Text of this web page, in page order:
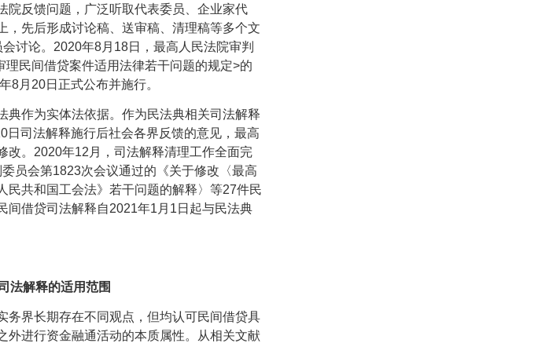
院反馈问题，广泛听取代表委员、企业家代
，先后形成讨论稿、送审稿、清理稿等多个文
讨论。 2020年8月 18日，最高人民法院审判
理民间借贷案件适用法律若干问题的规定>的
年8月 20日正式公布并施行。
典作为实体法依据。作为民法典相关司法解释
日司法解释施行后社会各界反馈的意见，最高
改。 2020年12 月，司法解释清理工作全面完
员会第1823次会议通过的《关于修改〈最高
民共和国工会法》若干问题的解释〉等27件民
间借贷司法解释自2021年1 月 1 日起与民法典
法解释的适用范围
务界长期存在不同观点，但均认可民间借贷具
外进行资金融通活动的本质属性。从相关文献